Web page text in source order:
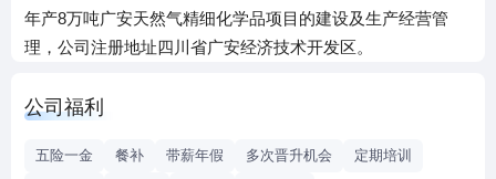
年产8万吨广安天然气精细化学品项目的建设及生产经营管
理，公司注册地址四川省广安经济技术开发区。
公司福利
五险一金 餐补 带薪年假 多次晋升机会
定期培训